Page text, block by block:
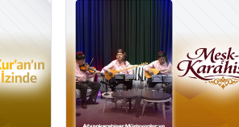
izleyicilere güvenilir ve tarafsız